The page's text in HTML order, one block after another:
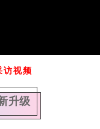
访视频
升级